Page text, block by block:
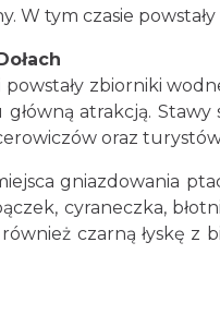
W tym czasie
zbiorniki
główną atrakcją.
oraz
gniazdowania
cyraneczka,
czarną łyskę